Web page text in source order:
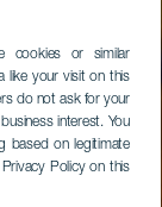
cookies or similar
like your visit on this
do not ask for your
interest. You
based on legitimate
Policy on this